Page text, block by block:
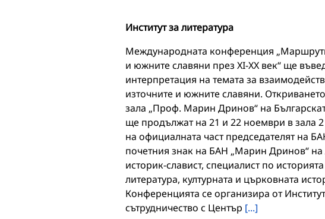
Институт за литература
Международната конференция
и южните славяни през ХI-XX век“ ще
интерпретация на темата за
източните и южните славяни.
зала „Проф. Марин Дринов“ на
ще продължат на 21 и 22 ноември в зала
на официалната част председателят на
почетния знак на БАН „Марин Дринов“ на
историк-славист, специалист по
литература, културната и църковната
Конференцията се организира от
сътрудничество с Център [...]